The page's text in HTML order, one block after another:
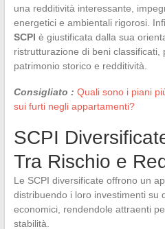
una redditività interessante,
energetici e ambientali rigorosi.
SCPI è giustificata dalla sua
ristrutturazione di beni
patrimonio storico e redditività.
Consigliato : Quali sono i piani
sui furti negli appartamenti?
SCPI
Tra Rischio e
Le SCPI diversificate offrono un
distribuendo i loro investimenti su
economici, rendendole attraenti
stabilità.